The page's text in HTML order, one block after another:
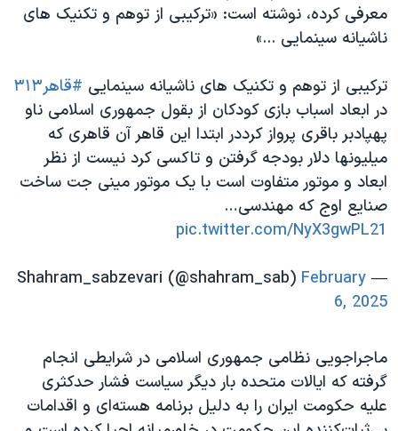
معرفی کرده، نوشته است: «ترکیبی از توهم و تکنیک های
ناشیانه سینمایی ...»
ترکیبی از توهم و تکنیک های ناشیانه سینمایی #قاهر۳۱۳
در ابعاد اسباب بازی کودکان از بقول جمهوری اسلامی ناو
پهپادبر باقری پرواز کرددر ابتدا این قاهر آن قاهری که
میلیونها دلار بودجه گرفتن و تاکسی کرد نیست از نظر
ابعاد و موتور متفاوت است با یک موتور مینی جت ساخت
صنایع اوج که مهندسی…
pic.twitter.com/NyX3gwPL21
— Shahram_sabzevari (@shahram_sab)
February
6, 2025
ماجراجویی نظامی جمهوری اسلامی در شرایطی انجام
گرفته که ایالات متحده بار دیگر سیاست فشار حدکثری
علیه حکومت ایران را به دلیل برنامه هسته‌ای و اقدامات